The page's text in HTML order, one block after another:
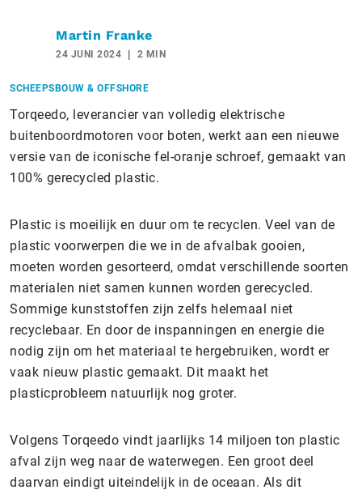
Martin Franke
24 JUNI 2024 2 MIN
SCHEEPSBOUW & OFFSHORE
Torqeedo, leverancier van volledig elektrische
buitenboordmotoren voor boten, werkt aan een nieuwe
versie van de iconische fel-oranje schroef, gemaakt van
100% gerecycled plastic.
Plastic is moeilijk en duur om te recyclen. Veel van de
plastic voorwerpen die we in de afvalbak gooien,
moeten worden gesorteerd, omdat verschillende soorten
materialen niet samen kunnen worden gerecycled.
Sommige kunststoffen zijn zelfs helemaal niet
recyclebaar. En door de inspanningen en energie die
nodig zijn om het materiaal te hergebruiken, wordt er
vaak nieuw plastic gemaakt. Dit maakt het
plasticprobleem natuurlijk nog groter.
Volgens Torqeedo vindt jaarlijks 14 miljoen ton plastic
afval zijn weg naar de waterwegen. Een groot deel
daarvan eindigt uiteindelijk in de oceaan. Als dit